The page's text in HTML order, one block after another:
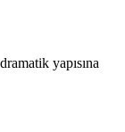
yapısına